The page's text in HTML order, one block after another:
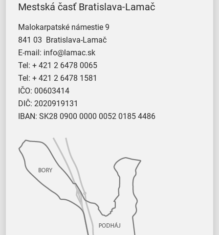
Mestská časť Bratislava-Lamač
Malokarpatské námestie 9
841 03 Bratislava-Lamač
E-mail: info@lamac.sk
Tel: + 421 2 6478 0065
Tel: + 421 2 6478 1581
IČO: 00603414
DIČ: 2020919131
IBAN: SK28 0900 0000 0052 0185 4486